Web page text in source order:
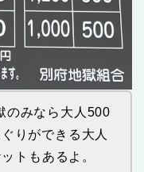
のみなら大人500
りができる大人
トもあるよ。